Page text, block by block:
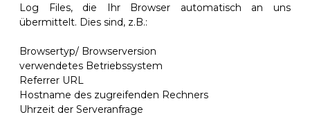
Log Files, die Ihr Browser automatisch an uns
übermittelt. Dies sind, z.B.:
Browsertyp/ Browserversion
verwendetes Betriebssystem
Referrer URL
Hostname des zugreifenden Rechners
Uhrzeit der Serveranfrage